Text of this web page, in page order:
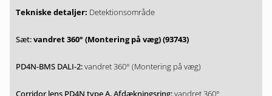
Detektionsområde
vandret 360° (Montering på væg) (93743)
vandret 360° (Montering på væg)
vandret 360°